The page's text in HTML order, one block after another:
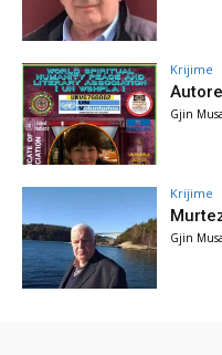
Krijime
Gjin Musa
Krijime
Gjin Musa